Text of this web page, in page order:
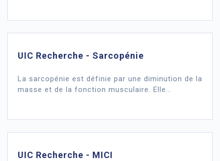
UIC Recherche - Sarcopénie
La sarcopénie est définie par une diminution de la
masse et de la fonction musculaire. Elle...
UIC Recherche - MICI